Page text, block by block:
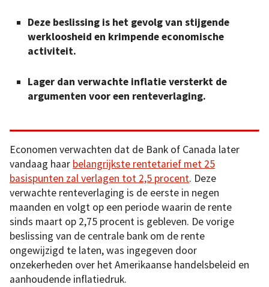
Deze beslissing is het gevolg van stijgende
werkloosheid en krimpende economische
activiteit.
Lager dan verwachte inflatie versterkt de
argumenten voor een renteverlaging.
Economen verwachten dat de Bank of Canada later
vandaag haar belangrijkste rentetarief met 25
basispunten zal verlagen tot 2,5 procent. Deze
verwachte renteverlaging is de eerste in negen
maanden en volgt op een periode waarin de rente
sinds maart op 2,75 procent is gebleven. De vorige
beslissing van de centrale bank om de rente
ongewijzigd te laten, was ingegeven door
onzekerheden over het Amerikaanse handelsbeleid en
aanhoudende inflatiedruk.